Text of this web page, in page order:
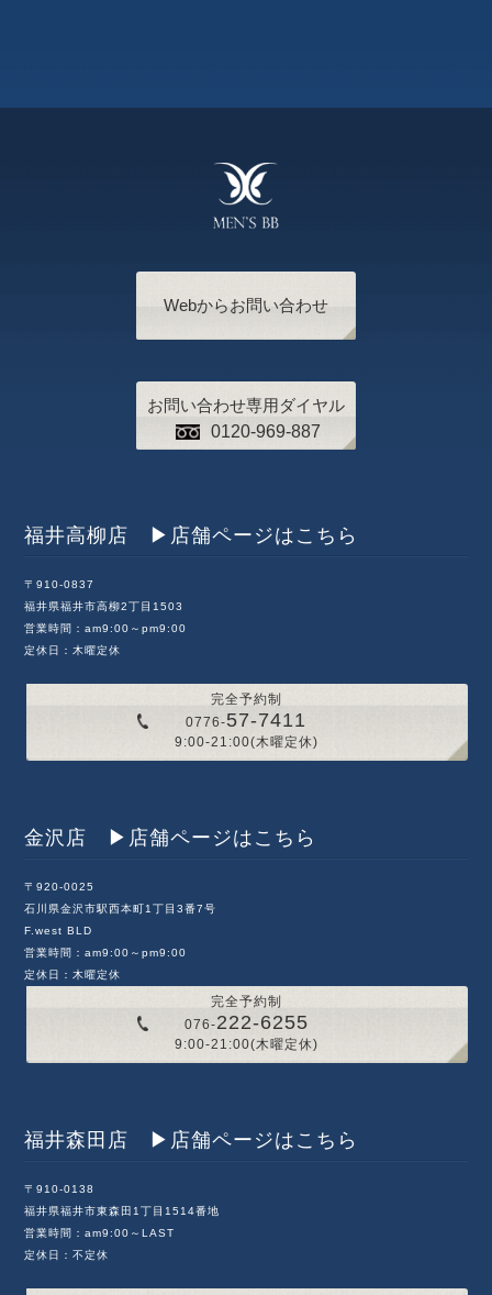
Webからお問い合わせ
お問い合わせ専用ダイヤル
0120-969-887
福井高柳店 ▶︎店舗ページはこちら
〒910-0837
福井県福井市高柳2丁目1503
営業時間：am9:00～pm9:00
定休日：木曜定休
完全予約制
0776-57-7411
9:00-21:00(木曜定休)
金沢店 ▶︎店舗ページはこちら
〒920-0025
石川県金沢市駅西本町1丁目3番7号
F.west BLD
営業時間：am9:00～pm9:00
定休日：木曜定休
完全予約制
076-222-6255
9:00-21:00(木曜定休)
福井森田店 ▶︎店舗ページはこちら
〒910-0138
福井県福井市東森田1丁目1514番地
営業時間：am9:00～LAST
定休日：不定休